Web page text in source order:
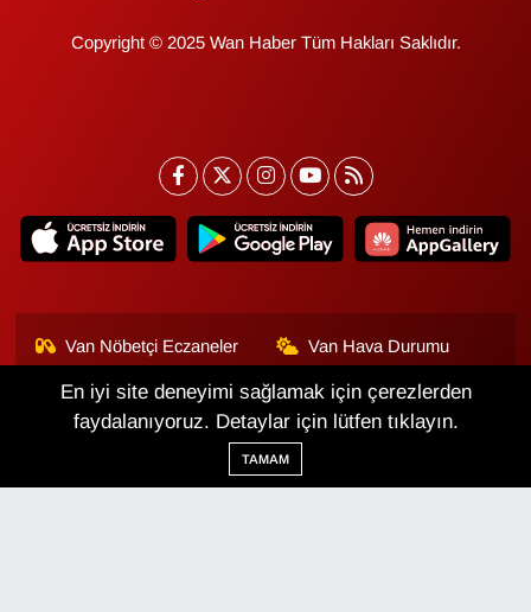
Copyright © 2025 Wan Haber Tüm Hakları Saklıdır.
Van Nöbetçi Eczaneler Van Hava Durumu
Van Namaz Vakitleri
Van Trafik Yoğunluk
Haritası
Puan Durumu ve Fikstür
En iyi site deneyimi sağlamak için çerezlerden
faydalanıyoruz. Detaylar için lütfen tıklayın.
TAMAM